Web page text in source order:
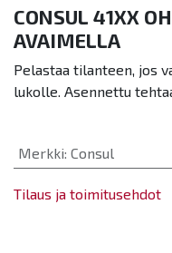
CONSUL 41XX
AVAIMELLA
Pelastaa tilanteen, jos
lukolle. Asennettu
Merkki: Consul
Tilaus ja toimitusehdot